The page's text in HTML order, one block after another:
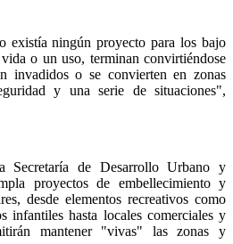
existía ningún proyecto para los bajo
o un uso, terminan convirtiéndose
invadidos o se convierten en zonas
y una serie de situaciones",
Secretaría de Desarrollo Urbano y
proyectos de embellecimiento y
desde elementos recreativos como
infantiles hasta locales comerciales y
mantener "vivas" las zonas y